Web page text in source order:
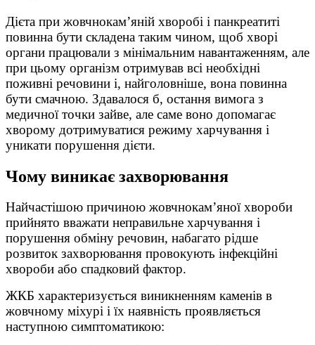
Дієта при жовчнокам’яній хворобі і панкреатиті
повинна бути складена таким чином, щоб хворі
органи працювали з мінімальним навантаженням, але
при цьому організм отримував всі необхідні
поживні речовини і, найголовніше, вона повинна
бути смачною. Здавалося б, остання вимога з
медичної точки зайве, але саме воно допомагає
хворому дотримуватися режиму харчування і
уникати порушення дієти.
Чому виникає захворювання
Найчастішою причиною жовчнокам’яної хвороби
прийнято вважати неправильне харчування і
порушення обміну речовин, набагато рідше
розвиток захворювання провокують інфекційні
хвороби або спадковий фактор.
ЖКБ характеризується виникненням каменів в
жовчному міхурі і їх наявність проявляється
наступною симптоматикою: